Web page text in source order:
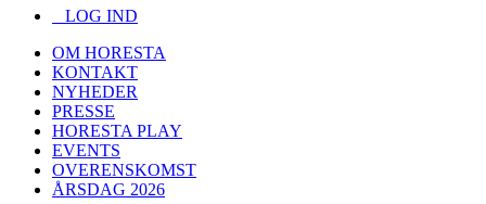
LOG IND
OM HORESTA
KONTAKT
NYHEDER
PRESSE
HORESTA PLAY
EVENTS
OVERENSKOMST
ÅRSDAG 2026